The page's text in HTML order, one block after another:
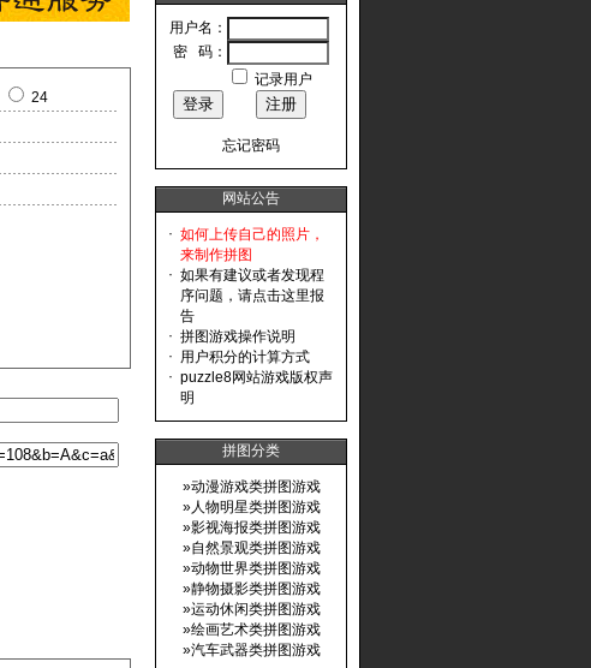
24
用户名：
密 码：
记录用户
忘记密码
网站公告
· 如何上传自己的照片，
来制作拼图
· 如果有建议或者发现程
序问题，请点击这里报
告
· 拼图游戏操作说明
· 用户积分的计算方式
· puzzle8网站游戏版权声
明
拼图分类
»动漫游戏类拼图游戏
»人物明星类拼图游戏
»影视海报类拼图游戏
»自然景观类拼图游戏
»动物世界类拼图游戏
»静物摄影类拼图游戏
»运动休闲类拼图游戏
»绘画艺术类拼图游戏
»汽车武器类拼图游戏